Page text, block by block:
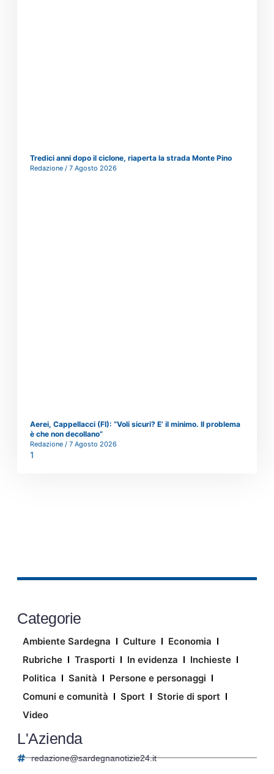
Tredici anni dopo il ciclone, riaperta la strada Monte Pino
Redazione 7 Agosto 2026
Aerei, Cappellacci (FI): “Voli sicuri? E’ il minimo. Il problema
è che non decollano”
Redazione 7 Agosto 2026
Categorie
Ambiente Sardegna Culture
Economia
Rubriche
Trasporti In evidenza
Inchieste
Politica
Sanità
Persone e personaggi
Comuni e comunità
Sport
Storie di sport
Video
L'Azienda
redazione@sardegnanotizie24.it